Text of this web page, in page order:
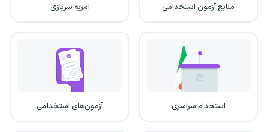
منابع آزمون استخدامی امریه سربازی
استخدام سراسری آزمون‌های استخدامی